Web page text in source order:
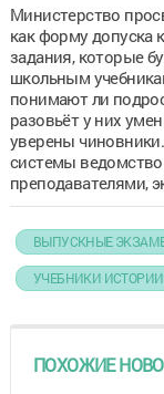
Министерство
как форму допуска
задания, которые
школьным
понимают ли
разовьёт у них
уверены
системы
преподавателями,
ВЫПУСКНЫЕ
УЧЕБНИКИ ИСТОРИИ
ПОХОЖИЕ